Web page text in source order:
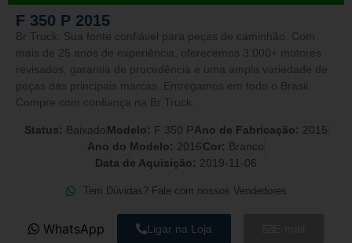
F 350 P 2015
Br Truck: Sua fonte confiável para peças de caminhão. Com
mais de 25 anos de experiência, oferecemos 3.000+ motores
revisados, garantia de procedência e uma ampla variedade de
peças das principais marcas. Entregamos em todo o Brasil.
Compre com confiança na Br Truck.
Status: BaixadoModelo: F 350 PAno de Fabricação: 2015
Ano do Modelo: 2016Cor: Branco
Data de Aquisição: 2019-11-06
Tem Dúvidas? Fale com nossos Vendedores
WhatsApp Ligar na Loja